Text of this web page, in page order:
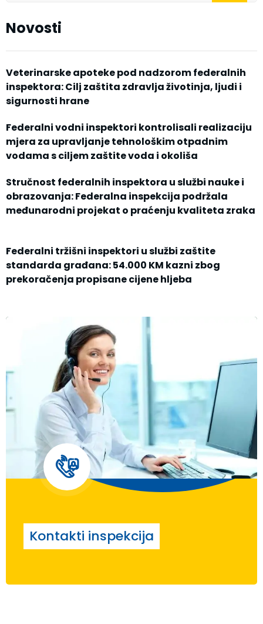
Novosti
Veterinarske apoteke pod nadzorom federalnih
inspektora: Cilj zaštita zdravlja životinja, ljudi i
sigurnosti hrane
Federalni vodni inspektori kontrolisali realizaciju
mjera za upravljanje tehnološkim otpadnim
vodama s ciljem zaštite voda i okoliša
Stručnost federalnih inspektora u službi nauke i
obrazovanja: Federalna inspekcija podržala
međunarodni projekat o praćenju kvaliteta zraka
Federalni tržišni inspektori u službi zaštite
standarda građana: 54.000 KM kazni zbog
prekoračenja propisane cijene hljeba
Kontakti inspekcija